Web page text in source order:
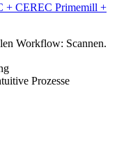
+ CEREC Primemill +
Workflow: Scannen.
Prozesse